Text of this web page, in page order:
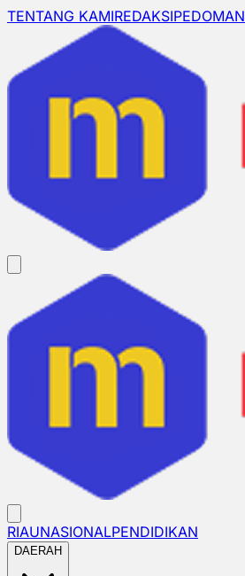
TENTANG KAMIREDAKSIPEDOMAN
RIAUNASIONALPENDIDIKAN
DAERAH